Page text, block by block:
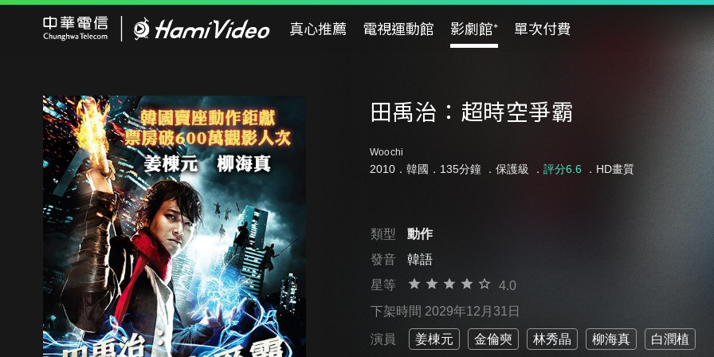
真心推薦 電視運動館 影劇館⁺ 單次付費
田禹治：超時空爭霸
Woochi
2010．韓國．135分鐘 ． 保護級 ． 評分6.6 ．HD畫質
類型
動作
發音
韓語
星等
4.0
下架時間 2029年12月31日
演員 姜棟元 金倫奭 林秀晶 柳海真 白潤植